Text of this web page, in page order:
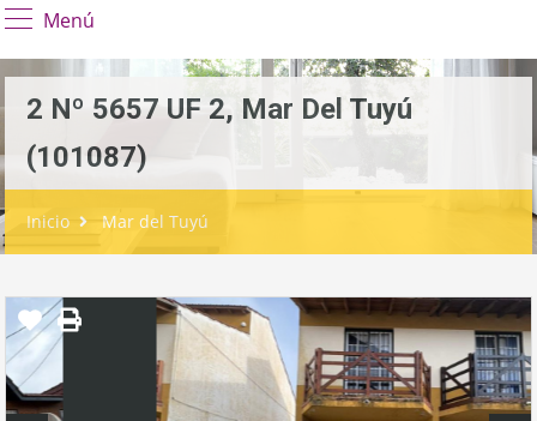
Menú
2 Nº 5657 UF 2, Mar Del Tuyú
(101087)
Inicio Mar del Tuyú